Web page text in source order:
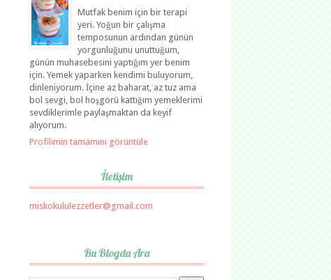
Mutfak benim için bir terapi
yeri. Yoğun bir çalışma
temposunun ardından günün
yorgunluğunu unuttuğum,
günün muhasebesini yaptığım yer benim
için. Yemek yaparken kendimi buluyorum,
dinleniyorum. İçine az baharat, az tuz ama
bol sevgi, bol hoşgörü kattığım yemeklerimi
sevdiklerimle paylaşmaktan da keyif
alıyorum.
Profilimin tamamını görüntüle
İletişim
miskokululezzetler@gmail.com
Bu Blogda Ara